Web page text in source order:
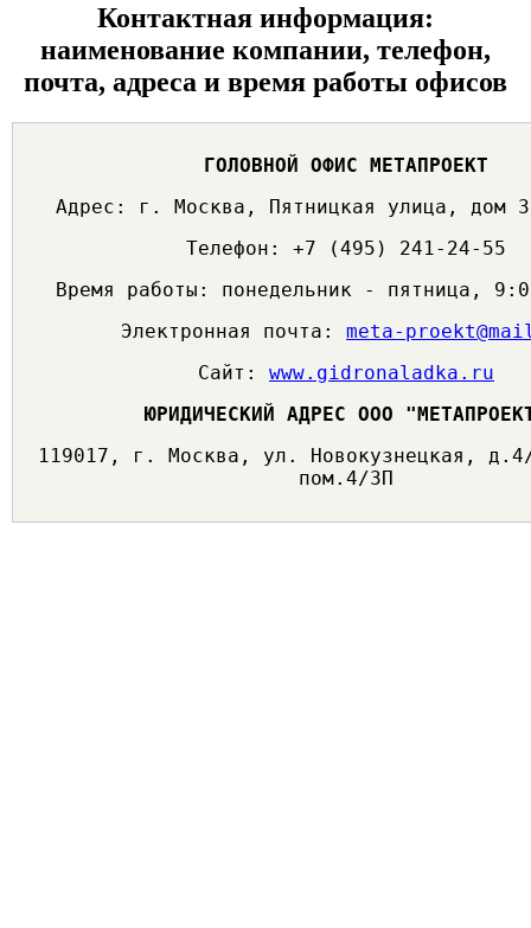
Контактная информация:
наименование компании, телефон,
почта, адреса и время работы офисов
ГОЛОВНОЙ ОФИС МЕТАПРОЕКТ
Адрес: г. Москва, Пятницкая улица, дом
Телефон: +7 (495) 241-24-55
Время работы: понедельник - пятница,
Электронная почта: meta-
Сайт: www.gidronaladka.ru
ЮРИДИЧЕСКИЙ АДРЕС ООО
119017, г. Москва, ул. Новокузнецкая,
пом.4/3П